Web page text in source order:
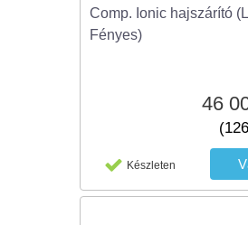
Comp. Ionic hajszárító
Fényes)
46
Készleten